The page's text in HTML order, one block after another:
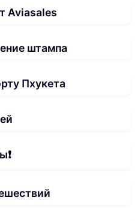
Aviasales
штампа
Пхукета